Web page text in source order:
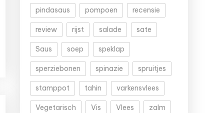
pindasaus pompoen recensie
review rijst salade sate
Saus soep speklap
sperziebonen spinazie spruitjes
stamppot tahin varkensvlees
Vegetarisch Vis Vlees zalm